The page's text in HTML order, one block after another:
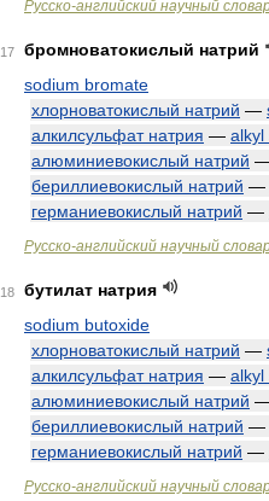
Русско-английский научный
17
бромноватокислый натрий
sodium bromate
хлорноватокислый натрий —
алкилсульфат натрия — alkyl
алюминиевокислый натрий
бериллиевокислый натрий —
германиевокислый натрий —
Русско-английский научный
18
бутилат натрия
sodium butoxide
хлорноватокислый натрий —
алкилсульфат натрия — alkyl
алюминиевокислый натрий
бериллиевокислый натрий —
германиевокислый натрий —
Русско-английский научный